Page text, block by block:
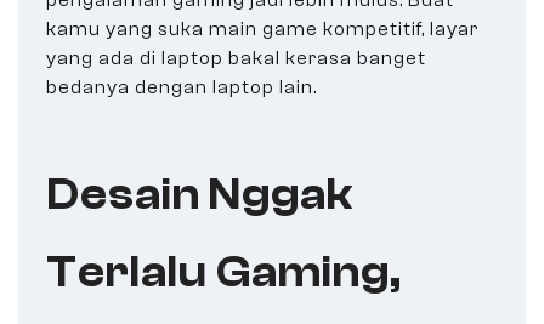
kamu yang suka main game kompetitif, layar
yang ada di laptop bakal kerasa banget
bedanya dengan laptop lain.
Desain Nggak
Terlalu Gaming,